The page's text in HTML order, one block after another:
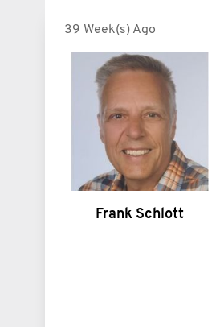
39 Week(s) Ago
Frank Schlott